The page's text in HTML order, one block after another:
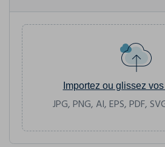
Importez ou glissez
JPG, PNG, AI, EPS, PDF,